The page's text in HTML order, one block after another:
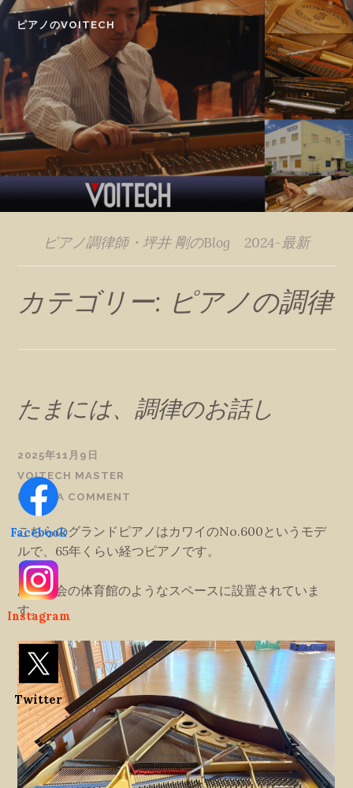
Facebook
Instagram
Twitter
Skip
to
content
ピアノのVOITECH
ピアノ調律師・坪井 剛のBlog 2024-最新
カテゴリー: ピアノの調律
たまには、調律のお話し
2025年11月9日
VOITECH MASTER
LEAVE A COMMENT
こちらのグランドピアノはカワイのNo.600というモデ
ルで、65年くらい経つピアノです。
ある教会の体育館のようなスペースに設置されていま
す。